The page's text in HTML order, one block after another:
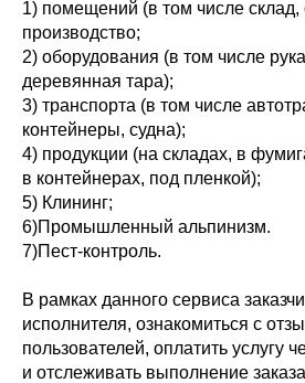
1) помещений (в том числе склад,
производство;
2) оборудования (в том числе
деревянная тара);
3) транспорта (в том числе
контейнеры, судна);
4) продукции (на складах, в
в контейнерах, под пленкой);
5) Клининг;
6)Промышленный альпинизм.
7)Пест-контроль.
В рамках данного сервиса
исполнителя, ознакомиться с
пользователей, оплатить услугу
и отслеживать выполнение